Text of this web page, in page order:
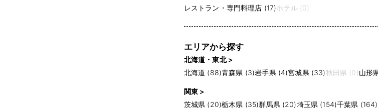
レストラン・専門料理店 (17)ホテル (0)
エリアから探す
北海道・東北 >
北海道 (88)青森県 (3)岩手県 (4)宮城県 (33)秋田県 (0)山形
関東 >
茨城県 (20)栃木県 (35)群馬県 (20)埼玉県 (154)千葉県 (164)